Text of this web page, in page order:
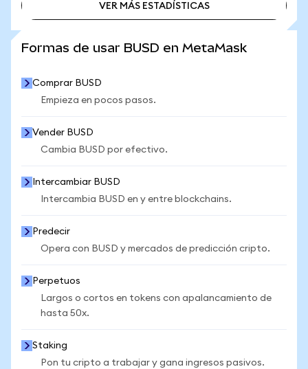
VER MÁS ESTADÍSTICAS
Formas de usar BUSD en MetaMask
Comprar BUSD
Empieza en pocos pasos.
Vender BUSD
Cambia BUSD por efectivo.
Intercambiar BUSD
Intercambia BUSD en y entre blockchains.
Predecir
Opera con BUSD y mercados de predicción cripto.
Perpetuos
Largos o cortos en tokens con apalancamiento de
hasta 50x.
Staking
Pon tu cripto a trabajar y gana ingresos pasivos.